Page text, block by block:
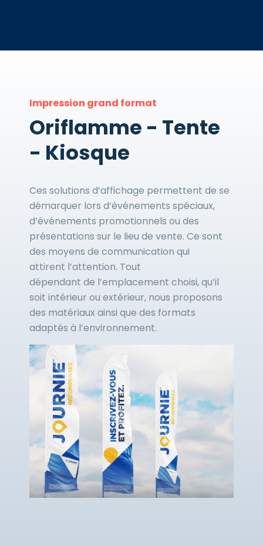
Impression grand format
Oriflamme - Tente
- Kiosque
Ces solutions d’affichage permettent de se
démarquer lors d’événements spéciaux,
d’événements promotionnels ou des
présentations sur le lieu de vente. Ce sont
des moyens de communication qui
attirent l’attention. Tout
dépendant de l’emplacement choisi, qu’il
soit intérieur ou extérieur, nous proposons
des matériaux ainsi que des formats
adaptés à l’environnement.